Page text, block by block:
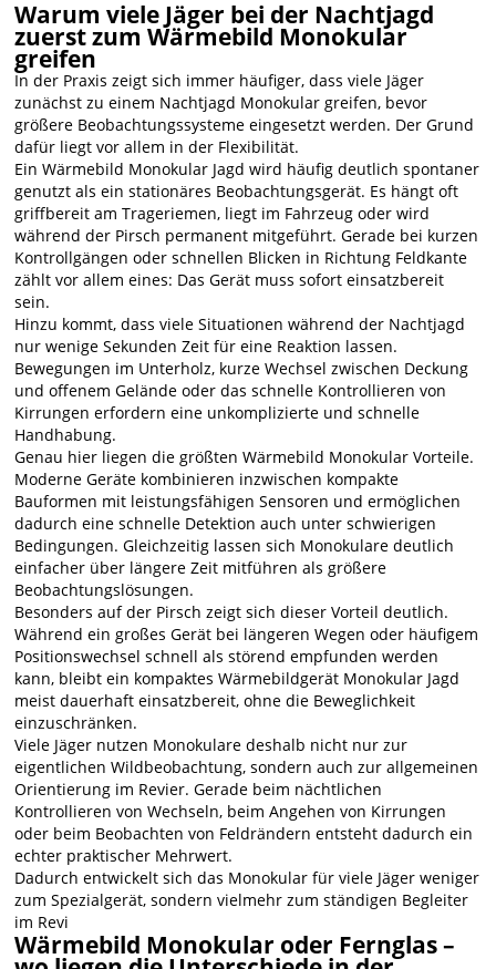
Warum viele Jäger bei der Nachtjagd
zuerst zum Wärmebild Monokular
greifen
In der Praxis zeigt sich immer häufiger, dass viele Jäger
zunächst zu einem Nachtjagd Monokular greifen, bevor
größere Beobachtungssysteme eingesetzt werden. Der Grund
dafür liegt vor allem in der Flexibilität.
Ein Wärmebild Monokular Jagd wird häufig deutlich spontaner
genutzt als ein stationäres Beobachtungsgerät. Es hängt oft
griffbereit am Trageriemen, liegt im Fahrzeug oder wird
während der Pirsch permanent mitgeführt. Gerade bei kurzen
Kontrollgängen oder schnellen Blicken in Richtung Feldkante
zählt vor allem eines: Das Gerät muss sofort einsatzbereit
sein.
Hinzu kommt, dass viele Situationen während der Nachtjagd
nur wenige Sekunden Zeit für eine Reaktion lassen.
Bewegungen im Unterholz, kurze Wechsel zwischen Deckung
und offenem Gelände oder das schnelle Kontrollieren von
Kirrungen erfordern eine unkomplizierte und schnelle
Handhabung.
Genau hier liegen die größten Wärmebild Monokular Vorteile.
Moderne Geräte kombinieren inzwischen kompakte
Bauformen mit leistungsfähigen Sensoren und ermöglichen
dadurch eine schnelle Detektion auch unter schwierigen
Bedingungen. Gleichzeitig lassen sich Monokulare deutlich
einfacher über längere Zeit mitführen als größere
Beobachtungslösungen.
Besonders auf der Pirsch zeigt sich dieser Vorteil deutlich.
Während ein großes Gerät bei längeren Wegen oder häufigem
Positionswechsel schnell als störend empfunden werden
kann, bleibt ein kompaktes Wärmebildgerät Monokular Jagd
meist dauerhaft einsatzbereit, ohne die Beweglichkeit
einzuschränken.
Viele Jäger nutzen Monokulare deshalb nicht nur zur
eigentlichen Wildbeobachtung, sondern auch zur allgemeinen
Orientierung im Revier. Gerade beim nächtlichen
Kontrollieren von Wechseln, beim Angehen von Kirrungen
oder beim Beobachten von Feldrändern entsteht dadurch ein
echter praktischer Mehrwert.
Dadurch entwickelt sich das Monokular für viele Jäger weniger
zum Spezialgerät, sondern vielmehr zum ständigen Begleiter
im Revi
Wärmebild Monokular oder Fernglas –